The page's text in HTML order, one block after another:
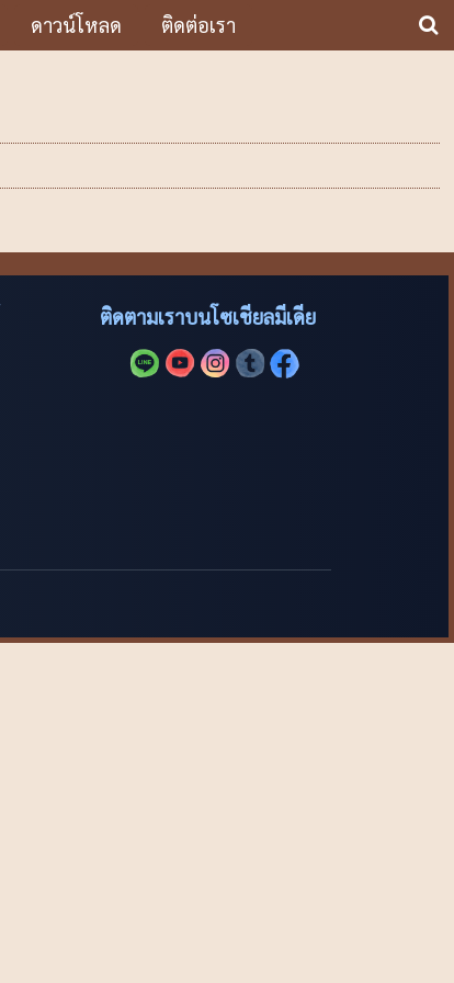
ดาวน์โหลด ติดต่อเรา
ติดตามเราบนโซเชียลมีเดีย